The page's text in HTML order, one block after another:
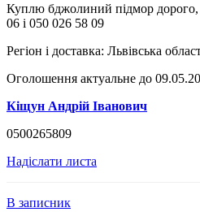
Куплю бджолиний підмор дорого,
06 і 050 026 58 09
Регіон і доставка: Львівська
Оголошення актуальне до
Кіщун Андрій Іванович
0500265809
Надіслати листа
В записник